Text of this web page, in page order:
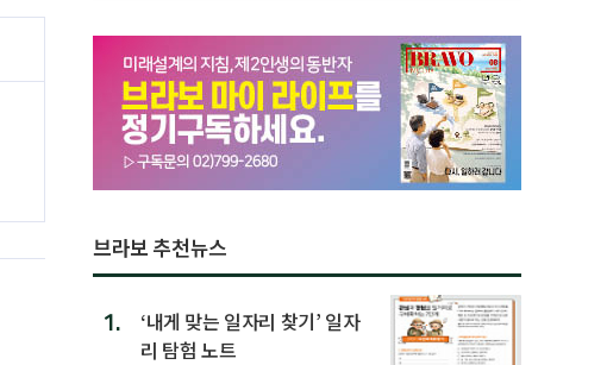
브라보 추천뉴스
1.
‘내게 맞는 일자리 찾기’ 일자
리 탐험 노트